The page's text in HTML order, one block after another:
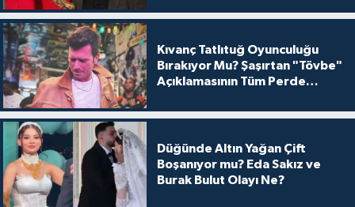
Kıvanç Tatlıtuğ Oyunculuğu
Bırakıyor Mu? Şaşırtan "Tövbe"
Açıklamasının Tüm Perde
Düğünde Altın Yağan Çift
Boşanıyor mu? Eda Sakız ve
Burak Bulut Olayı Ne?